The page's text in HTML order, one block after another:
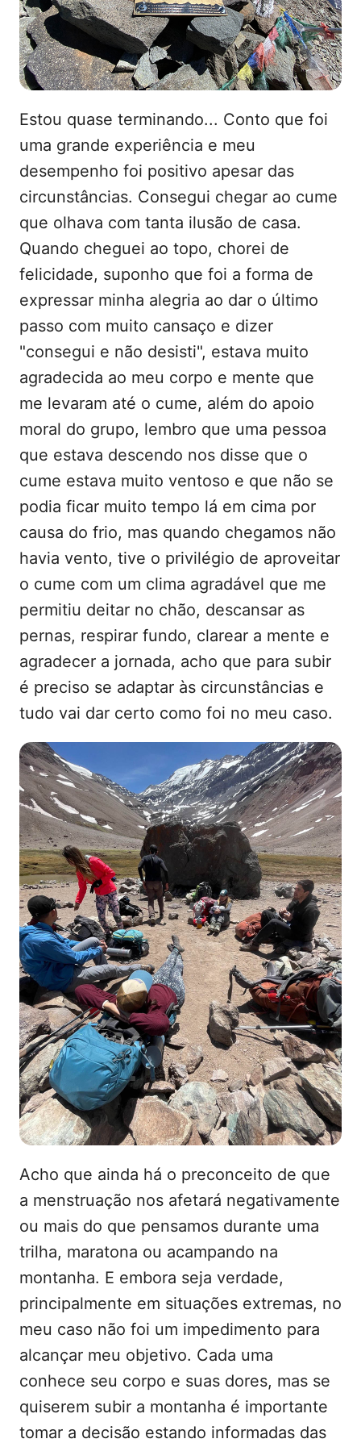
Estou quase terminando... Conto que foi
uma grande experiência e meu
desempenho foi positivo apesar das
circunstâncias. Consegui chegar ao cume
que olhava com tanta ilusão de casa.
Quando cheguei ao topo, chorei de
felicidade, suponho que foi a forma de
expressar minha alegria ao dar o último
passo com muito cansaço e dizer
"consegui e não desisti", estava muito
agradecida ao meu corpo e mente que
me levaram até o cume, além do apoio
moral do grupo, lembro que uma pessoa
que estava descendo nos disse que o
cume estava muito ventoso e que não se
podia ficar muito tempo lá em cima por
causa do frio, mas quando chegamos não
havia vento, tive o privilégio de aproveitar
o cume com um clima agradável que me
permitiu deitar no chão, descansar as
pernas, respirar fundo, clarear a mente e
agradecer a jornada, acho que para subir
é preciso se adaptar às circunstâncias e
tudo vai dar certo como foi no meu caso.
Acho que ainda há o preconceito de que
a menstruação nos afetará negativamente
ou mais do que pensamos durante uma
trilha, maratona ou acampando na
montanha. E embora seja verdade,
principalmente em situações extremas, no
meu caso não foi um impedimento para
alcançar meu objetivo. Cada uma
conhece seu corpo e suas dores, mas se
quiserem subir a montanha é importante
tomar a decisão estando informadas das